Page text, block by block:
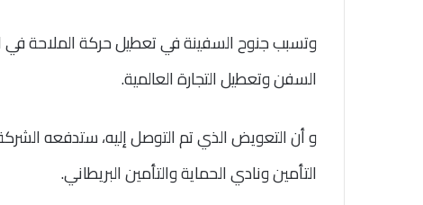
وتسبب جنوح السفينة في تعطيل حركة الملاحة في
السفن وتعطيل التجارة العالمية.
و أن التعويض الذي تم التوصل إليه، ستدفعه
التأمين ونادي الحماية والتأمين البريطاني.